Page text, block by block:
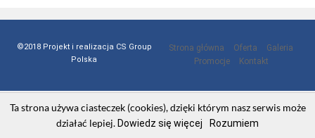
©2018 Projekt i realizacja CS Group
Polska
Strona główna Oferta
Galeria
Promocje
Kontakt
Ta strona używa ciasteczek (cookies), dzięki którym nasz serwis może
działać lepiej. Dowiedz się więcej Rozumiem